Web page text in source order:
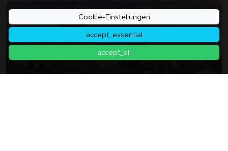
Cookie-Einstellungen
accept_essential
accept_all